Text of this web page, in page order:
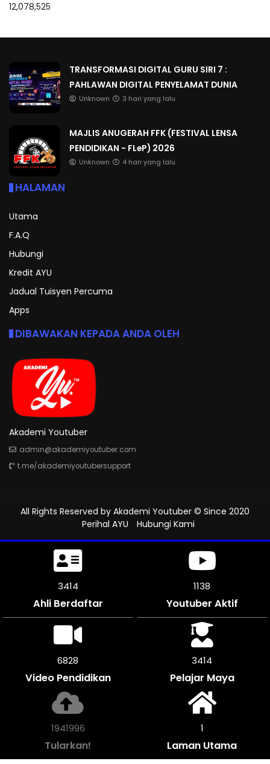
12,078,525
TRANSFORMASI DIGITAL GURU SIRI 7 :
PAHLAWAN DIGITAL PENYELAMAT DUNIA
Unknown 3 hari yang lalu
MAJLIS ANUGERAH FFK (FESTIVAL LENSA
PENDIDIKAN - FLeP) 2026
Unknown 4 hari yang lalu
HALAMAN
Utama
F.A.Q
Hubungi
Kredit AYU
Jadual Tuisyen Percuma
Apps
DIBAWAKAN KEPADA ANDA OLEH
Akademi Youtuber
admin@akademiyoutuber.com
t.me/akademiyoutubersupport
All Rights Reserved by Akademi Youtuber © Since 2020
Perihal AYU
Hubungi Kami
3756
Ahli Berdaftar
1252
Youtuber Aktif
7512
Video Pendidikan
3756
Pelajar Maya
2136708
Tularkan!
1
Laman Utama